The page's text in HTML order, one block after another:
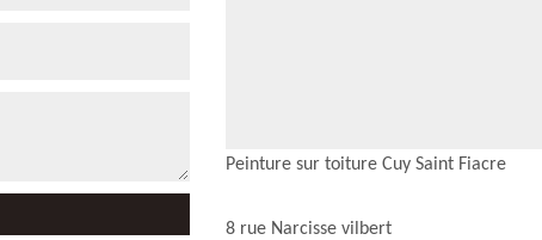
Peinture sur toiture Cuy Saint Fiacre
8 rue Narcisse vilbert